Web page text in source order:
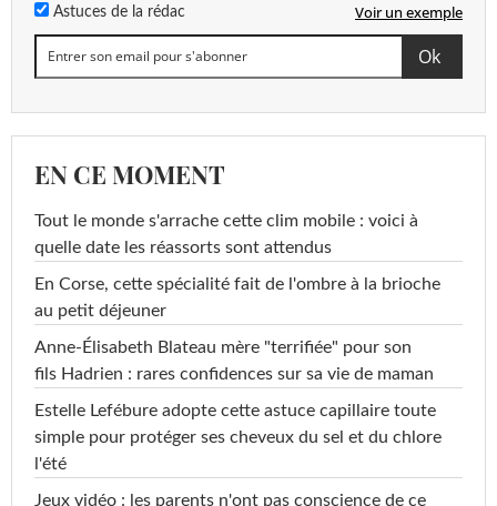
Astuces de la rédac Voir un exemple
EN CE MOMENT
Tout le monde s'arrache cette clim mobile : voici à
quelle date les réassorts sont attendus
En Corse, cette spécialité fait de l'ombre à la brioche
au petit déjeuner
Anne-Élisabeth Blateau mère "terrifiée" pour son
fils Hadrien : rares confidences sur sa vie de maman
Estelle Lefébure adopte cette astuce capillaire toute
simple pour protéger ses cheveux du sel et du chlore
l'été
Jeux vidéo : les parents n'ont pas conscience de ce